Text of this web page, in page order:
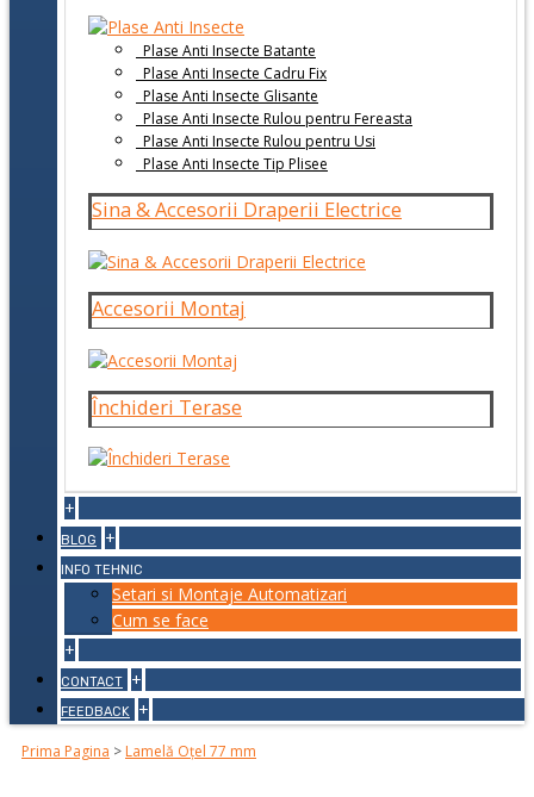
Plase Anti Insecte Batante
Plase Anti Insecte Cadru Fix
Plase Anti Insecte Glisante
Plase Anti Insecte Rulou pentru Fereasta
Plase Anti Insecte Rulou pentru Usi
Plase Anti Insecte Tip Plisee
Sina & Accesorii Draperii Electrice
Accesorii Montaj
Închideri Terase
+
BLOG +
INFO TEHNIC
Setari si Montaje Automatizari
Cum se face
+
CONTACT +
FEEDBACK +
Prima Pagina > Lamelă Oțel 77 mm